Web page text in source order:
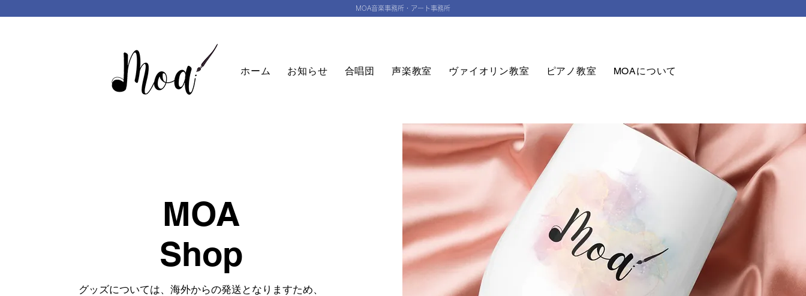
MOA音楽事務所・アート事務所
ホーム お知らせ 合唱団 声楽教室 ヴァイオリン教室 ピアノ教室 MOAについて
MOA
Shop
​グッズについては、海外からの発送となりますため、